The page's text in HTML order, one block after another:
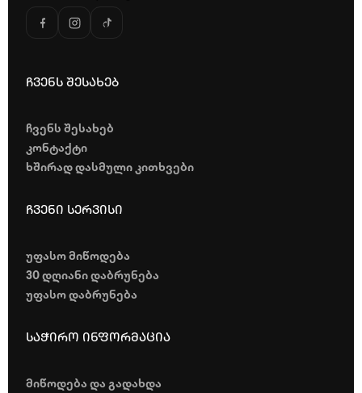
ჩვენს შესახებ
ჩვენს შესახებ
კონტაქტი
ხშირად დასმული კითხვები
ჩვენი სერვისი
უფასო მიწოდება
30 დღიანი დაბრუნება
უფასო დაბრუნება
საჭირო ინფორმაცია
მიწოდება და გადახდა